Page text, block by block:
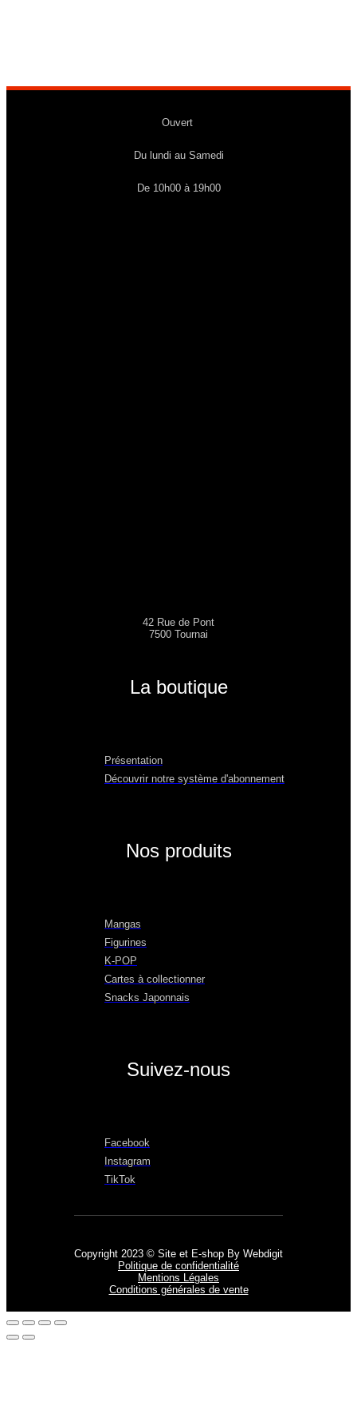
Ouvert
Du lundi au Samedi
De 10h00 à 19h00
42 Rue de Pont
7500 Tournai
La boutique
Présentation
Découvrir notre système d'abonnement
Nos produits
Mangas
Figurines
K-POP
Cartes à collectionner
Snacks Japonnais
Suivez-nous
Facebook
Instagram
TikTok
Copyright 2023 © Site et E-shop By Webdigit
Politique de confidentialité
Mentions Légales
Conditions générales de vente